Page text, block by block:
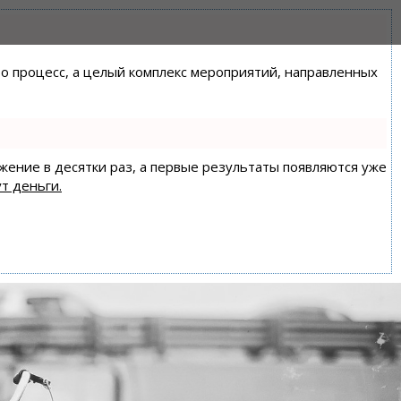
процесс, а целый комплекс мероприятий, направленных
в десятки раз, а первые результаты появляются уже
деньги.